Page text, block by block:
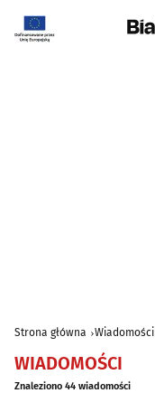
Strona główna Wiadomości
WIADOMOŚCI
Znaleziono 44 wiadomości